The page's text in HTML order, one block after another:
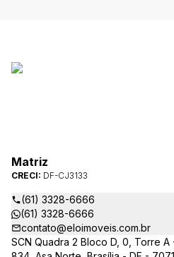
Matriz
CRECI: DF-CJ3133
(61) 3328-6666
(61) 3328-6666
contato@eloimoveis.com.br
SCN Quadra 2 Bloco D, 0, Torre